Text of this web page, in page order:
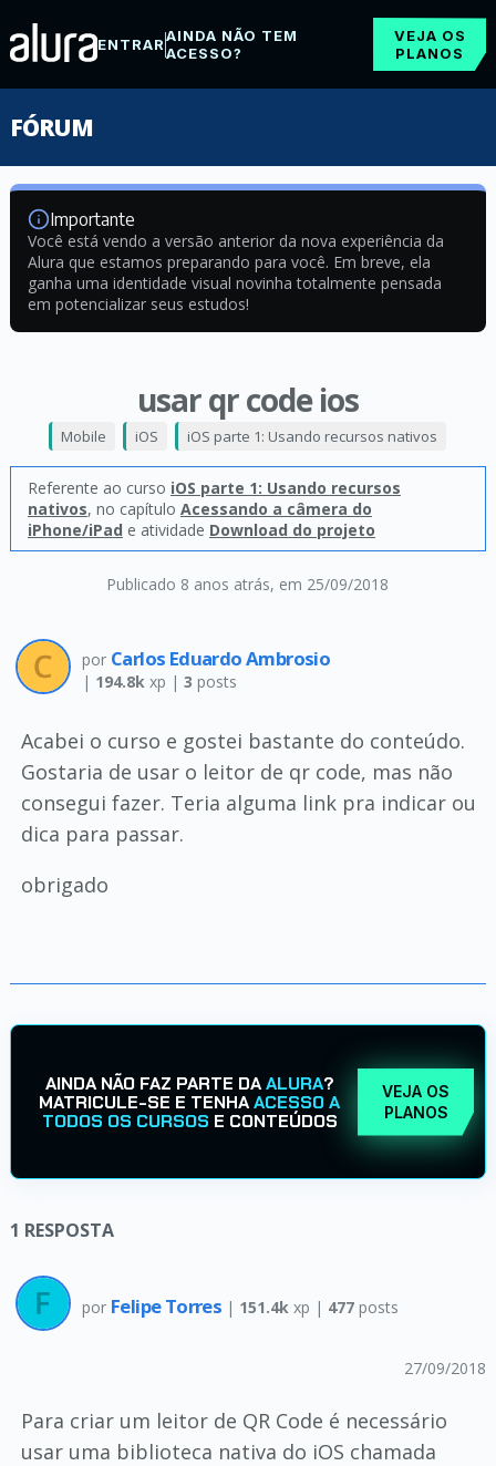
ENTRARAINDA NÃO TEM
ACESSO?
VEJA OS
PLANOS
FÓRUM
Importante
Você está vendo a versão anterior da nova experiência da
Alura que estamos preparando para você. Em breve, ela
ganha uma identidade visual novinha totalmente pensada
em potencializar seus estudos!
usar qr code ios
Publicado 8 anos atrás, em 25/09/2018
Mobile iOS iOS parte 1: Usando recursos nativos
Referente ao curso iOS parte 1: Usando recursos
nativos, no capítulo Acessando a câmera do
iPhone/iPad e atividade Download do projeto
por Carlos Eduardo Ambrosio
| 194.8kxp | 3 posts
Acabei o curso e gostei bastante do conteúdo.
Gostaria de usar o leitor de qr code, mas não
consegui fazer. Teria alguma link pra indicar ou
dica para passar.
obrigado
AINDA NÃO FAZ PARTE DAALURA?
MATRICULE-SE E TENHAACESSO A
TODOS OS CURSOS E CONTEÚDOS
VEJA OS
PLANOS
1 RESPOSTA
por Felipe Torres | 151.4k xp | 477posts
27/09/2018
Para criar um leitor de QR Code é necessário
usar uma biblioteca nativa do iOS chamada